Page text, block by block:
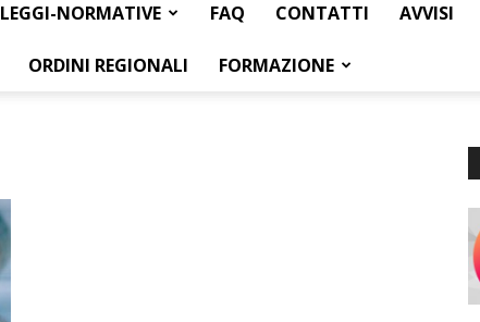
Federazione
LEGGI-NORMATIVE FAQ CONTATTI AVVISI
ORDINI REGIONALI FORMAZIONE